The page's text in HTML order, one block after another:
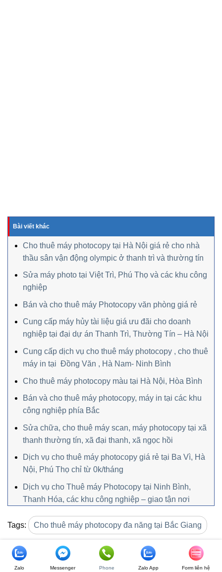
Bài viết khác
Cho thuê máy photocopy tại Hà Nội giá rẻ cho nhà
thầu sân vận động olympic ở thanh trì và thường tín
Sửa máy photo tại Việt Trì, Phú Thọ và các khu công
nghiệp
Bán và cho thuê máy Photocopy văn phòng giá rẻ
Cung cấp máy hủy tài liệu giá ưu đãi cho doanh
nghiệp tại đại dự án Thanh Trì, Thường Tín – Hà Nội
Cung cấp dịch vụ cho thuê máy photocopy , cho thuê
máy in tại Đồng Văn , Hà Nam- Ninh Bình
Cho thuê máy photocopy màu tại Hà Nội, Hòa Bình
Bán và cho thuê máy photocopy, máy in tại các khu
công nghiệp phía Bắc
Sửa chữa, cho thuê máy scan, máy photocopy tại xã
thanh thường tín, xã đại thanh, xã ngọc hồi
Dịch vụ cho thuê máy photocopy giá rẻ tại Ba Vì, Hà
Nội, Phú Thọ chỉ từ 0k/tháng
Dịch vụ cho Thuê máy Photocopy tại Ninh Bình,
Thanh Hóa, các khu công nghiệp – giao tận nơi
Tags: Cho thuê máy photocopy đa năng tại Bắc Giang
Zalo Messenger Phone Zalo App Form liên hệ